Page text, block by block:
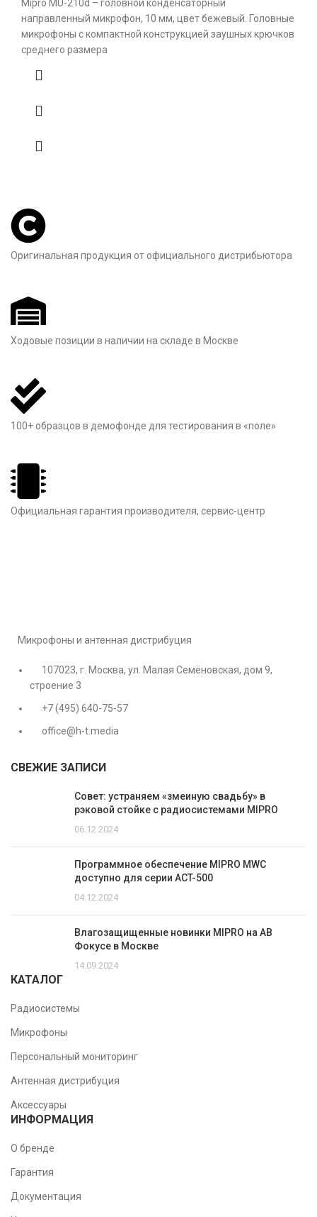
Mipro MU-210d – головной конденсаторный
направленный микрофон, 10 мм, цвет бежевый. Головные
микрофоны с компактной конструкцией заушных крючков
среднего размера
Оригинальная продукция от официального дистрибьютора
Ходовые позиции в наличии на складе в Москве
100+ образцов в демофонде для тестирования в «поле»
Официальная гарантия производителя, сервис-центр
Микрофоны и антенная дистрибуция
107023, г. Москва, ул. Малая Семёновская, дом 9,
строение 3
+7 (495) 640-75-57
office@h-t.media
СВЕЖИЕ ЗАПИСИ
Совет: устраняем «змеиную свадьбу» в
рэковой стойке с радиосистемами MIPRO
06.12.2024
Программное обеспечение MIPRO MWC
доступно для серии ACT-500
04.12.2024
Влагозащищенные новинки MIPRO на АВ
Фокусе в Москве
14.09.2024
КАТАЛОГ
Радиосистемы
Микрофоны
Персональный мониторинг
Антенная дистрибуция
Аксессуары
ИНФОРМАЦИЯ
О бренде
Гарантия
Документация